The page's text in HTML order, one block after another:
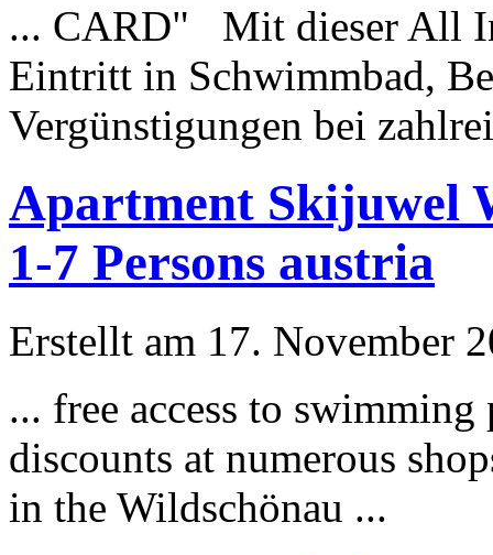
... CARD" Mit dieser All
Eintritt in Schwimmbad,
Vergünstigungen bei
Apartment Skijuwel
1-7 Persons austria
Erstellt am 17. November
... free access to
discounts at numerous
in the Wildschönau ...